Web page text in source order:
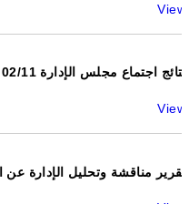
View
نتائج اجتماع مجلس الإدارة 02/11 الساعة 11:03
View
تقرير مناقشة وتحليل الإدارة عن الفترة